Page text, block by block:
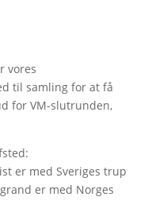
vores
til samling for at få
for VM-slutrunden,
er med Sveriges trup
er med Norges